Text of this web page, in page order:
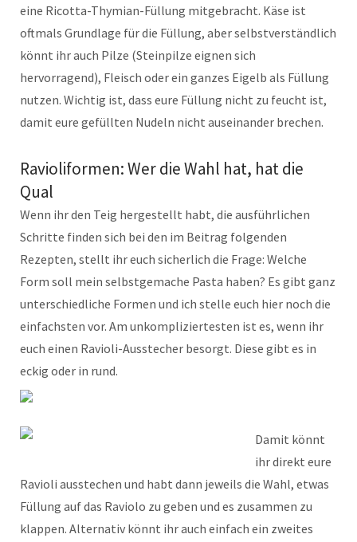
eine Ricotta-Thymian-Füllung mitgebracht. Käse ist
oftmals Grundlage für die Füllung, aber selbstverständlich
könnt ihr auch Pilze (Steinpilze eignen sich
hervorragend), Fleisch oder ein ganzes Eigelb als Füllung
nutzen. Wichtig ist, dass eure Füllung nicht zu feucht ist,
damit eure gefüllten Nudeln nicht auseinander brechen.
Ravioliformen: Wer die Wahl hat, hat die
Qual
Wenn ihr den Teig hergestellt habt, die ausführlichen
Schritte finden sich bei den im Beitrag folgenden
Rezepten, stellt ihr euch sicherlich die Frage: Welche
Form soll mein selbstgemache Pasta haben? Es gibt ganz
unterschiedliche Formen und ich stelle euch hier noch die
einfachsten vor. Am unkompliziertesten ist es, wenn ihr
euch einen Ravioli-Ausstecher besorgt. Diese gibt es in
eckig oder in rund.
Damit könnt
ihr direkt eure
Ravioli ausstechen und habt dann jeweils die Wahl, etwas
Füllung auf das Raviolo zu geben und es zusammen zu
klappen. Alternativ könnt ihr auch einfach ein zweites